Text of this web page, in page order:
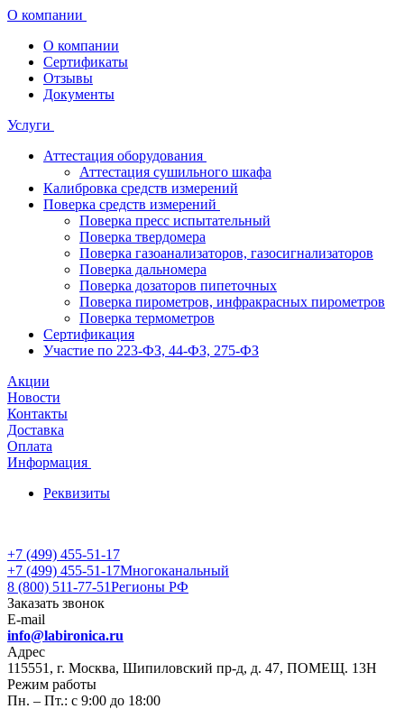
О компании
О компании
Сертификаты
Отзывы
Документы
Услуги
Аттестация оборудования
Аттестация сушильного шкафа
Калибровка средств измерений
Поверка средств измерений
Поверка пресс испытательный
Поверка твердомера
Поверка газоанализаторов, газосигнализаторов
Поверка дальномера
Поверка дозаторов пипеточных
Поверка пирометров, инфракрасных пирометров
Поверка термометров
Сертификация
Участие по 223-ФЗ, 44-ФЗ, 275-ФЗ
Акции
Новости
Контакты
Доставка
Оплата
Информация
Реквизиты
+7 (499) 455-51-17
+7 (499) 455-51-17Многоканальный
8 (800) 511-77-51Регионы РФ
Заказать звонок
E-mail
info@labironica.ru
Адрес
115551, г. Москва, Шипиловский пр-д, д. 47, ПОМЕЩ. 13Н
Режим работы
Пн. – Пт.: с 9:00 до 18:00